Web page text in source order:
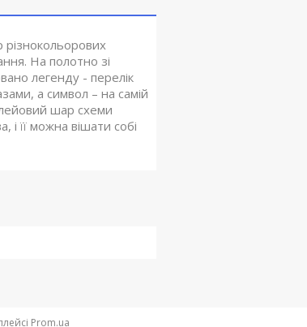
На полотно зі
легенду - перелік
а символ – на самій
шар схеми
її можна вішати собі
Prom.ua